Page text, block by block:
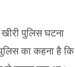
पुलिस घटना
का कहना है कि